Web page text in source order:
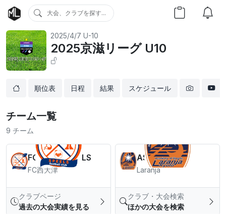
大会、クラブを探す...
2025/4/7 U-10
2025京滋リーグ U10
順位表 日程 結果 スケジュール
チーム一覧
9 チーム
FC西大津SPEELS
FC西大津
クラブページ
過去の大会実績を見る
AS Laranja
Laranja
クラブ・大会検索
ほかの大会を検索